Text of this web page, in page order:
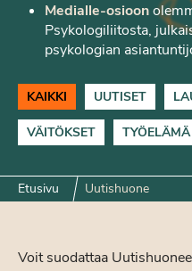
Medialle-osioon
Psykologiliitosta,
psykologian
KAIKKI UUTISET
VÄITÖKSET TYÖELÄMÄ
Etusivu Uutishuone
Voit suodattaa